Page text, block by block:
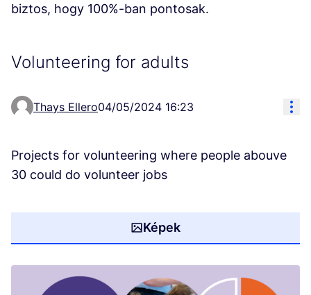
biztos, hogy 100%-ban pontosak.
Volunteering for adults
Thays Ellero04/05/2024 16:23
Projects for volunteering where people abouve
30 could do volunteer jobs
Képek